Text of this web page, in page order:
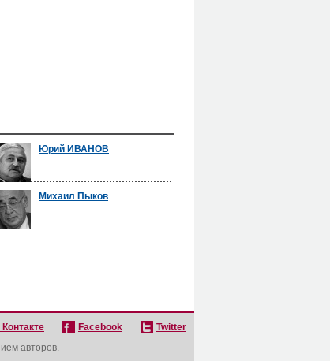
Юрий ИВАНОВ
Михаил Пыков
Контакте Facebook
Twitter
авторов.